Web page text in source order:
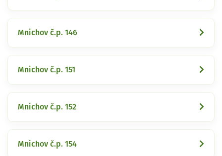
Mnichov č.p. 146
Mnichov č.p. 151
Mnichov č.p. 152
Mnichov č.p. 154